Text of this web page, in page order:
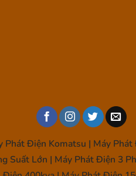
Điện Komatsu | Máy
Suất Lớn | Máy Phát Điện 3